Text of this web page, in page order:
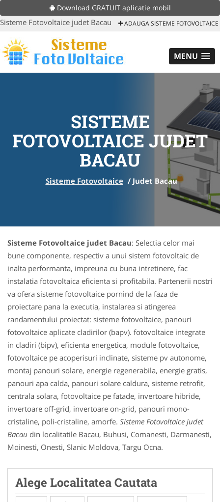
Download GRATUIT aplicatie mobil
Sisteme Fotovoltaice judet Bacau ADAUGA SISTEME FOTOVOLTAICE
MENU
SISTEME
FOTOVOLTAICE JUDET
BACAU
Sisteme Fotovoltaice / Judet Bacau
Sisteme Fotovoltaice judet Bacau: Selectia celor mai
bune componente, respectiv a unui sistem fotovoltaic de
inalta performanta, impreuna cu buna intretinere, fac
instalatia fotovoltaica eficienta si profitabila. Partenerii nostri
va ofera sisteme fotovoltaice pornind de la faza de
proiectare pana la executia, instalarea si atingerea
randamentului proiectat: sisteme fotovoltaice, panouri
fotovoltaice aplicate cladirilor (bapv). fotovoltaice integrate
in cladiri (bipv), eficienta energetica, module fotovoltaice,
fotovoltaice pe acoperisuri inclinate, sisteme pv autonome,
montaj panouri solare, energie regenerabila, energie gratis,
panouri apa calda, panouri solare caldura, sisteme retrofit,
centrala solara, fotovoltaice pe fatade, invertoare hibride,
invertoare off-grid, invertoare on-grid, panouri mono-
cristaline, poli-cristaline, amorfe. Sisteme Fotovoltaice judet
Bacau din localitatile Bacau, Buhusi, Comanesti, Darmanesti,
Moinesti, Onesti, Slanic Moldova, Targu Ocna.
Alege Localitatea Cautata